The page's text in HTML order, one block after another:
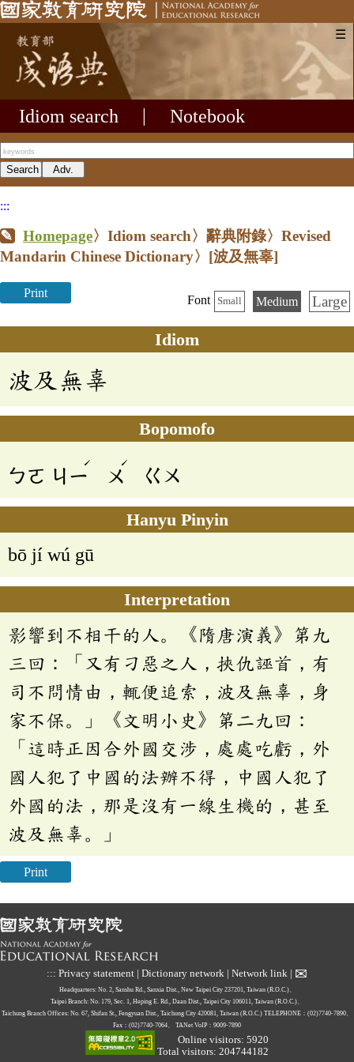
☰
Idiom search Notebook
:::
Homepage〉Idiom search〉辭典附錄〉Revised
Mandarin Chinese Dictionary〉 [波及無辜]
Print
Font Small Medium Large
Idiom
波及無辜
Bopomofo
ㄅㄛ ㄐㄧ
ˊ
ㄨ
ˊ
ㄍㄨ
Hanyu Pinyin
bō jí wú gū
Interpretation
影響到不相干的人。《隋唐演義》第九
三回：「又有刁惡之人，挾仇誣首，有
司不問情由，輒便追索，波及無辜，身
家不保。」《文明小史》第二九回：
「這時正因合外國交涉，處處吃虧，外
國人犯了中國的法辦不得，中國人犯了
外國的法，那是沒有一線生機的，甚至
波及無辜。」
Print
::: Privacy statement | Dictionary network | Network link | ✉
Headquarters: No. 2, Sanshu Rd., Sanxia Dist., New Taipei City 237201, Taiwan (R.O.C.)、
Taipei Branch: No. 179, Sec. 1, Heping E. Rd., Daan Dist., Taipei City 106011, Taiwan (R.O.C.)、
Taichung Branch Offices: No. 67, Shifan St., Fengyuan Dist., Taichung City 420081, Taiwan (R.O.C.) TELEPHONE：(02)7740-7890、
Fax：(02)7740-7064、
TANet VoIP：9009-7890
Online visitors: 5920
Total visitors: 204744182